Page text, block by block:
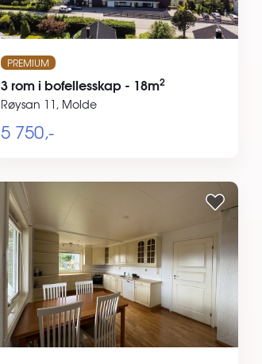
PREMIUM
3 rom i bofellesskap - 18m2
Røysan 11, Molde
5 750,-